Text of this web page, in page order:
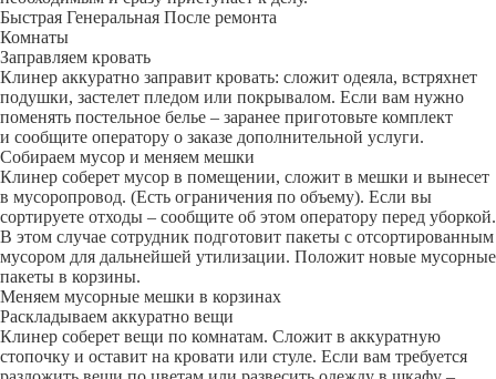
Быстрая Генеральная После ремонта
Комнаты
Заправляем кровать
Клинер аккуратно заправит кровать: сложит одеяла, встряхнет
подушки, застелет пледом или покрывалом. Если вам нужно
поменять постельное белье – заранее приготовьте комплект
и сообщите оператору о заказе дополнительной услуги.
Собираем мусор и меняем мешки
Клинер соберет мусор в помещении, сложит в мешки и вынесет
в мусоропровод. (Есть ограничения по объему). Если вы
сортируете отходы – сообщите об этом оператору перед уборкой.
В этом случае сотрудник подготовит пакеты с отсортированным
мусором для дальнейшей утилизации. Положит новые мусорные
пакеты в корзины.
Меняем мусорные мешки в корзинах
Раскладываем аккуратно вещи
Клинер соберет вещи по комнатам. Сложит в аккуратную
стопочку и оставит на кровати или стуле. Если вам требуется